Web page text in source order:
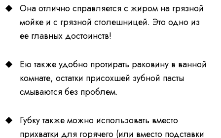
Она отлично справляется с жиром на грязной
мойке и с грязной столешницей. Это одно из
ее главных достоинств!
Ею также удобно протирать раковину в ванной
комнате, остатки присохшей зубной пасты
смываются без проблем.
Губку также можно использовать вместо
прихватки для горячего (или вместо подставки